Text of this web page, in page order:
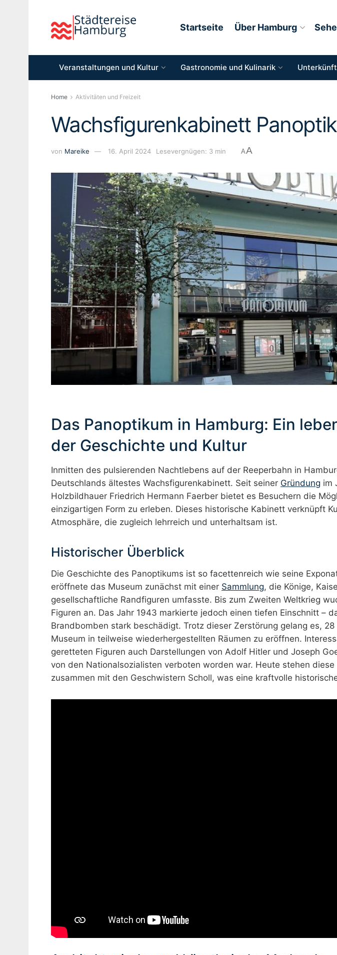
Startseite Über Hamburg
Veranstaltungen und Kultur Gastronomie und Kulinarik
Home Aktivitäten und Freizeit
Wachsfigurenkabinett
von Mareike 16. April 2024 Lesevergnügen: 3 min AA
Das Panoptikum in Hamburg: Ein
der Geschichte und Kultur
Inmitten des pulsierenden Nachtlebens auf der Reeperbahn in
Deutschlands ältestes Wachsfigurenkabinett. Seit seiner Gründung im
Holzbildhauer Friedrich Hermann Faerber bietet es Besuchern die
einzigartigen Form zu erleben. Dieses historische Kabinett verknüpft
Atmosphäre, die zugleich lehrreich und unterhaltsam ist.
Historischer Überblick
Die Geschichte des Panoptikums ist so facettenreich wie seine
eröffnete das Museum zunächst mit einer Sammlung, die Könige,
gesellschaftliche Randfiguren umfasste. Bis zum Zweiten Weltkrieg
Figuren an. Das Jahr 1943 markierte jedoch einen tiefen Einschnitt –
Brandbomben stark beschädigt. Trotz dieser Zerstörung gelang es,
Museum in teilweise wiederhergestellten Räumen zu eröffnen.
geretteten Figuren auch Darstellungen von Adolf Hitler und Joseph
von den Nationalsozialisten verboten worden war. Heute stehen
zusammen mit den Geschwistern Scholl, was eine kraftvolle